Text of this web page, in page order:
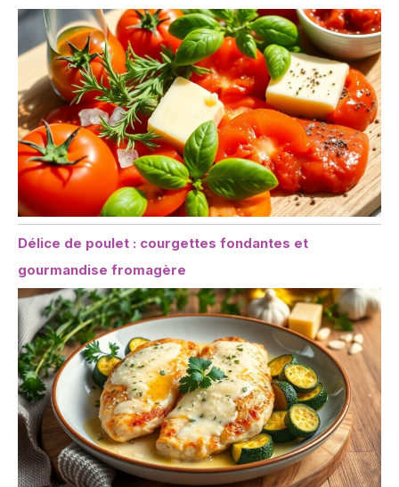
Délice de poulet : courgettes fondantes et
gourmandise fromagère